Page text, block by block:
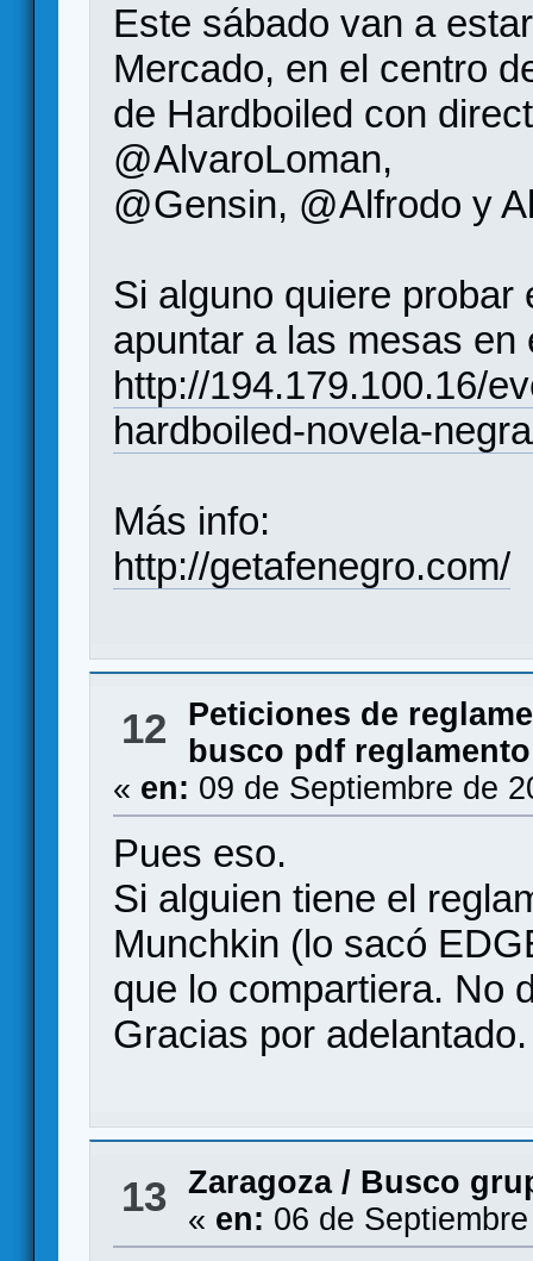
Este sábado van a
Mercado, en el centro
de Hardboiled con
@AlvaroLoman,
@Gensin, @Alfrodo y
Si alguno quiere probar
apuntar a las mesas en
http://194.179.100.16/
hardboiled-novela-
Más info:
http://getafenegro.com/
12
Peticiones de
busco pdf
« en: 09 de Septiembre de
Pues eso.
Si alguien tiene el
Munchkin (lo sacó
que lo compartiera. No
Gracias por adelantado.
13 Zaragoza/ Busco
« en: 06 de